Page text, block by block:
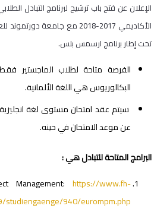
الإعلان عن فتح باب ترشيح لبرنامج التبادل
الأكاديمي 2017-2018 مع جامعة
تحت إطار برنامج ارسمس بلس.
الفرصة متاحة لطلاب الماجستير
البكالوريوس هي اللغة الألمانية.
سيتم عقد امتحان مستوى لغة
عن موعد الامتحان في حينه.
البرامج المتاحة للتبادل هي :
Management: https://www.fh-
940/eurompm.php